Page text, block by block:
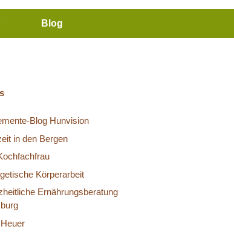
Blog
Blog Hunvision
in den Bergen
Körperarbeit
Ernährungsberatung